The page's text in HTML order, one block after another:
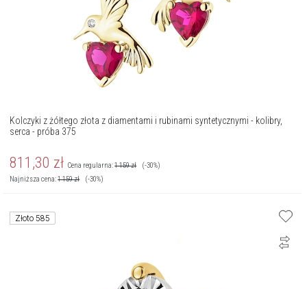
Kolczyki z żółtego złota z diamentami i rubinami syntetycznymi - kolibry,
serca - próba 375
811,30 zł Cena regularna:1 159zł
(-30%)
Najniższa cena:1 159zł (-30%)
Złoto 585